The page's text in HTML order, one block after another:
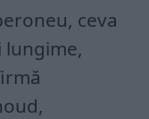
ceva
lungime,